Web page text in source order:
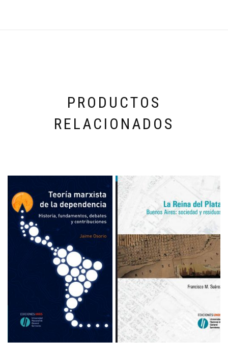
PRODUCTOS
RELACIONADOS